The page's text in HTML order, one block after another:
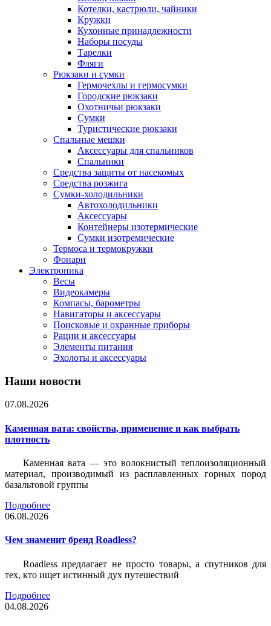
Котелки, кастрюли, чайники
Кружки
Кухонные принадлежности
Наборы посуды
Тарелки
Фляги
Рюкзаки и сумки
Гермочехлы и гермосумки
Городские рюкзаки
Охотничьи рюкзаки
Сумки
Туристические рюкзаки
Спальные мешки
Аксессуары для спальников
Спальники
Средства защиты от насекомых
Средства розжига
Сумки-холодильники
Автохолодильники
Аксессуары
Контейнеры изотермические
Сумки изотремические
Термоса и термокружки
Фонари
Электроника
Весы
Видеокамеры
Компасы, барометры
Навигаторы и аксессуары
Поисковые и охранные приборы
Рации и аксессуары
Элементы питания
Эхолоты и аксессуары
Наши новости
07.08.2026
Каменная вата: свойства, применение и как выбрать
плотность
Каменная вата — это волокнистый теплоизоляционный
материал, производимый из расплавленных горных пород
базальтовой группы
Подробнее
06.08.2026
Чем знаменит бренд Roadless?
Roadless предлагает не просто товары, а спутников для
тех, кто ищет истинный дух путешествий
Подробнее
04.08.2026